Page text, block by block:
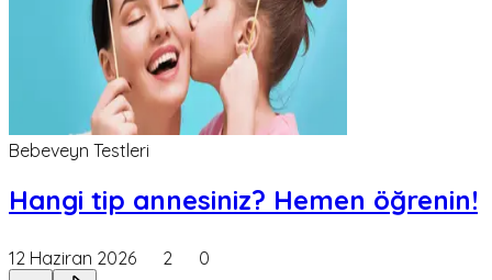
Bebeveyn Testleri
Hangi tip annesiniz? Hemen öğrenin!
12 Haziran 2026 2 0